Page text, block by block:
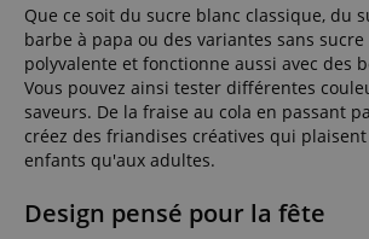
Que ce soit du sucre blanc classique, du
barbe à papa ou des variantes sans
polyvalente et fonctionne aussi avec des
Vous pouvez ainsi tester différentes
saveurs. De la fraise au cola en passant
créez des friandises créatives qui
enfants qu'aux adultes.
Design pensé pour la fête